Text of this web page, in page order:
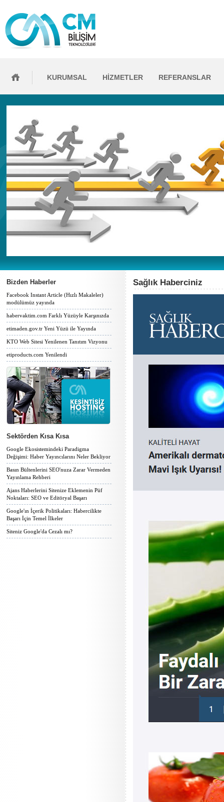
KURUMSAL HİZMETLER REFERANSLAR
Bizden Haberler
Facebook Instant Article (Hızlı Makaleler)
modülümüz yayında
habervaktim.com Farklı Yüzüyle Karşınızda
etimaden.gov.tr Yeni Yüzü ile Yayında
KTO Web Sitesi Yenilenen Tanıtım Vizyonu
etiproducts.com Yenilendi
Sektörden Kısa Kısa
Google Ekosistemindeki Paradigma
Değişimi: Haber Yayıncılarını Neler Bekliyor
Basın Bültenlerini SEO'nuza Zarar Vermeden
Yayınlama Rehberi
Ajans Haberlerini Sitenize Eklemenin Püf
Noktaları: SEO ve Editöryal Başarı
Google'ın İçerik Politikaları: Habercilikte
Başarı İçin Temel İlkeler
Siteniz Google'da Cezalı mı?
Sağlık Haberciniz